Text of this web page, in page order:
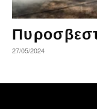
27/05/2024